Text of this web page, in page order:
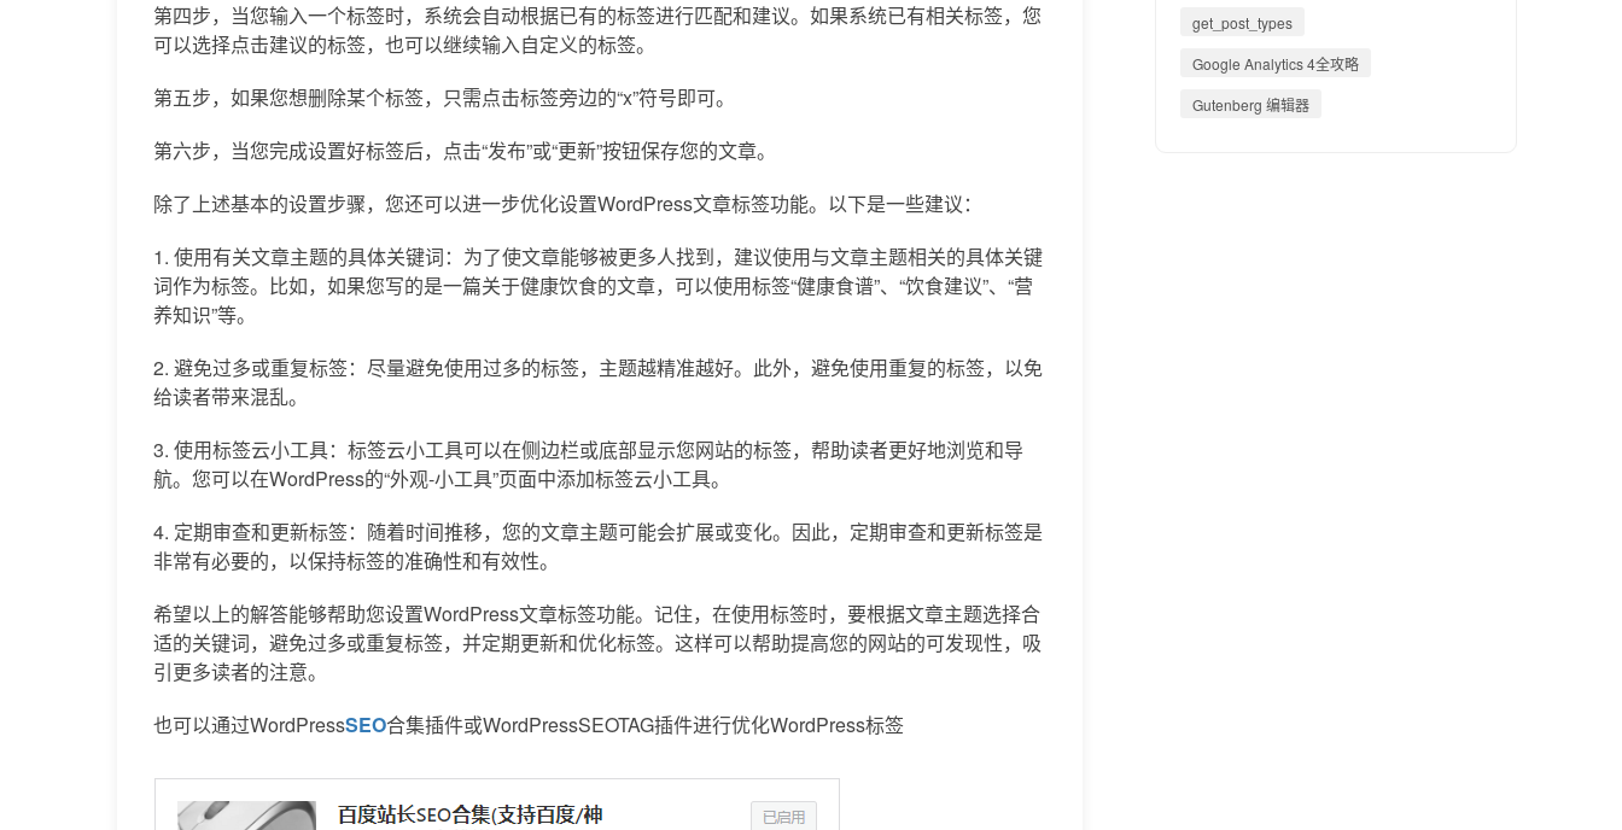
第四步，当您输入一个标签时，系统会自动根据已有的标签进行匹配和建议。如果系统已有相关标签，您
可以选择点击建议的标签，也可以继续输入自定义的标签。
第五步，如果您想删除某个标签，只需点击标签旁边的“x”符号即可。
第六步，当您完成设置好标签后，点击“发布”或“更新”按钮保存您的文章。
除了上述基本的设置步骤，您还可以进一步优化设置WordPress文章标签功能。以下是一些建议：
1. 使用有关文章主题的具体关键词：为了使文章能够被更多人找到，建议使用与文章主题相关的具体关键
词作为标签。比如，如果您写的是一篇关于健康饮食的文章，可以使用标签“健康食谱”、“饮食建议”、“营
养知识”等。
2. 避免过多或重复标签：尽量避免使用过多的标签，主题越精准越好。此外，避免使用重复的标签，以免
给读者带来混乱。
3. 使用标签云小工具：标签云小工具可以在侧边栏或底部显示您网站的标签，帮助读者更好地浏览和导
航。您可以在WordPress的“外观-小工具”页面中添加标签云小工具。
4. 定期审查和更新标签：随着时间推移，您的文章主题可能会扩展或变化。因此，定期审查和更新标签是
非常有必要的，以保持标签的准确性和有效性。
希望以上的解答能够帮助您设置WordPress文章标签功能。记住，在使用标签时，要根据文章主题选择合
适的关键词，避免过多或重复标签，并定期更新和优化标签。这样可以帮助提高您的网站的可发现性，吸
引更多读者的注意。
也可以通过WordPressSEO合集插件或WordPressSEOTAG插件进行优化WordPress标签
get_post_types
Google Analytics 4全攻略
Gutenberg 编辑器